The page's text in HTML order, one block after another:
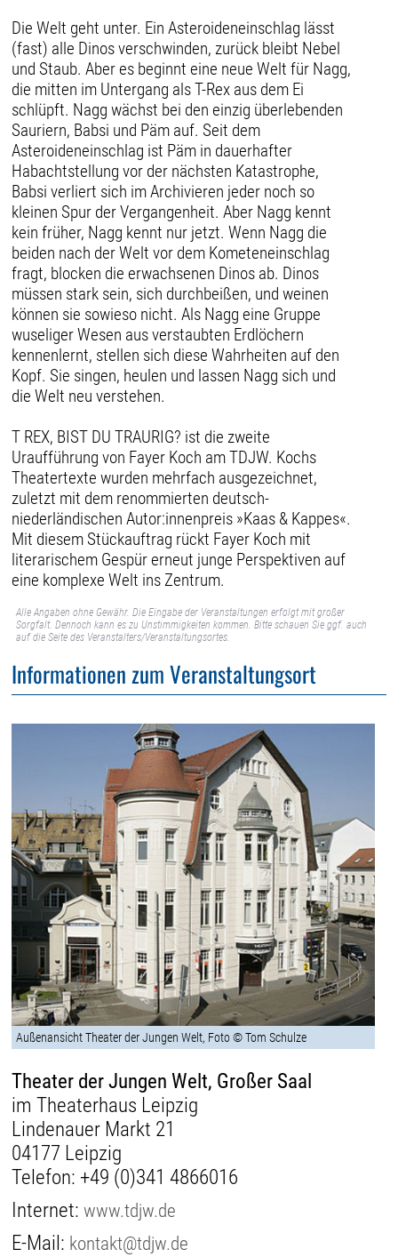
Die Welt geht unter. Ein Asteroideneinschlag lässt
(fast) alle Dinos verschwinden, zurück bleibt Nebel
und Staub. Aber es beginnt eine neue Welt für Nagg,
die mitten im Untergang als T-Rex aus dem Ei
schlüpft. Nagg wächst bei den einzig überlebenden
Sauriern, Babsi und Päm auf. Seit dem
Asteroideneinschlag ist Päm in dauerhafter
Habachtstellung vor der nächsten Katastrophe,
Babsi verliert sich im Archivieren jeder noch so
kleinen Spur der Vergangenheit. Aber Nagg kennt
kein früher, Nagg kennt nur jetzt. Wenn Nagg die
beiden nach der Welt vor dem Kometeneinschlag
fragt, blocken die erwachsenen Dinos ab. Dinos
müssen stark sein, sich durchbeißen, und weinen
können sie sowieso nicht. Als Nagg eine Gruppe
wuseliger Wesen aus verstaubten Erdlöchern
kennenlernt, stellen sich diese Wahrheiten auf den
Kopf. Sie singen, heulen und lassen Nagg sich und
die Welt neu verstehen.
T REX, BIST DU TRAURIG? ist die zweite
Uraufführung von Fayer Koch am TDJW. Kochs
Theatertexte wurden mehrfach ausgezeichnet,
zuletzt mit dem renommierten deutsch-
niederländischen Autor:innenpreis »Kaas & Kappes«.
Mit diesem Stückauftrag rückt Fayer Koch mit
literarischem Gespür erneut junge Perspektiven auf
eine komplexe Welt ins Zentrum.
Alle Angaben ohne Gewähr. Die Eingabe der Veranstaltungen erfolgt mit großer
Sorgfalt. Dennoch kann es zu Unstimmigkeiten kommen. Bitte schauen Sie ggf. auch
auf die Seite des Veranstalters/Veranstaltungsortes.
Informationen zum Veranstaltungsort
Außenansicht Theater der Jungen Welt, Foto © Tom Schulze
Theater der Jungen Welt, Großer Saal
im Theaterhaus Leipzig
Lindenauer Markt 21
04177 Leipzig
Telefon: +49 (0)341 4866016
Internet:www.tdjw.de
E-Mail: kontakt@tdjw.de